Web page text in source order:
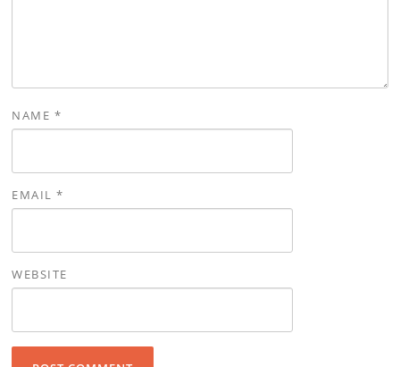
NAME *
EMAIL*
WEBSITE